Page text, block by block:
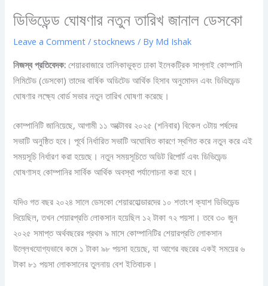
ডিভিডেন্ড ঘোষণার নতুন তারিখ জানাল ডেসকো
Leave a Comment / stocknews / By Md Ishak
নিজস্ব প্রতিবেদক:শেয়ারবাজারে তালিকাভুক্ত ঢাকা ইলেকট্রিক সাপ্লাই কোম্পানি
লিমিটেড (ডেসকো) তাদের বার্ষিক অডিটেড আর্থিক হিসাব অনুমোদন এবং ডিভিডেন্ড
ঘোষণার লক্ষ্যে বোর্ড সভার নতুন তারিখ ঘোষণা করেছে।
কোম্পানিটি জানিয়েছে, আগামী ১১ অক্টোবর ২০২৫ (শনিবার) বিকেল ৩টায় পর্ষদের
সভাটি অনুষ্ঠিত হবে। পূর্বে নির্ধারিত সভাটি অঘোষিত কারণে স্থগিত করে নতুন করে এই
সময়সূচি নির্ধারণ করা হয়েছে। নতুন সময়সূচিতে অডিট রিপোর্ট এবং ডিভিডেন্ড
ঘোষণাসহ কোম্পানির সার্বিক আর্থিক অবস্থা পর্যালোচনা করা হবে।
যদিও গত বছর ২০২৪ সালে ডেসকো শেয়ারহোল্ডারদের ১০ শতাংশ ক্যাশ ডিভিডেন্ড
দিয়েছিল, তখন শেয়ারপ্রতি লোকসান হয়েছিল ১২ টাকা ৭২ পয়সা। তবে ৩০ জুন
২০২৫ সমাপ্ত অর্থবছরের প্রথম ৯ মাসে কোম্পানিটির শেয়ারপ্রতি লোকসান
উল্লেখযোগ্যভাবে কমে ১ টাকা ৯৮ পয়সা হয়েছে, যা আগের বছরের একই সময়ের ৬
টাকা ৮১ পয়সা লোকসানের তুলনায় বেশ ইতিবাচক।